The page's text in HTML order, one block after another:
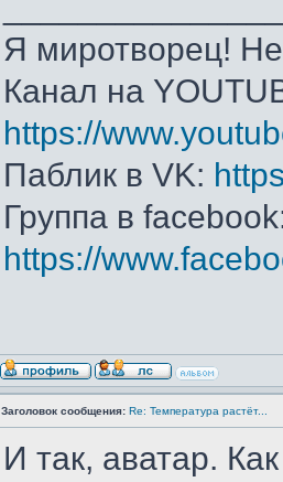
Я миротворец!
Канал на
https://
Паблик в VK:
Группа в
https://
Заголовок сообщения: Re: Температура растёт...
И так, аватар.